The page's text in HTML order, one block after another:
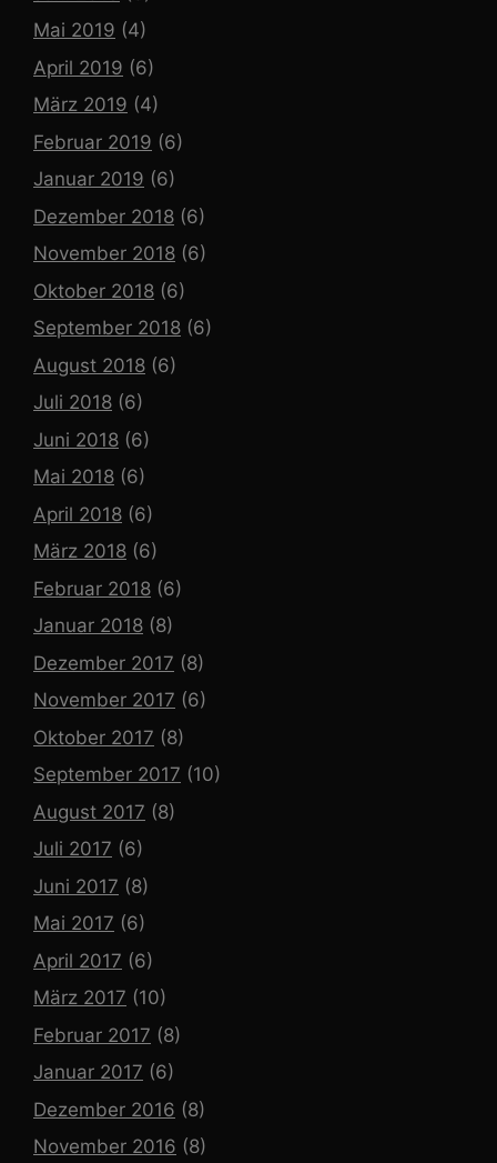
Mai 2019 (4)
April 2019 (6)
März 2019 (4)
Februar 2019 (6)
Januar 2019 (6)
Dezember 2018 (6)
November 2018 (6)
Oktober 2018 (6)
September 2018 (6)
August 2018 (6)
Juli 2018 (6)
Juni 2018 (6)
Mai 2018 (6)
April 2018 (6)
März 2018 (6)
Februar 2018 (6)
Januar 2018 (8)
Dezember 2017 (8)
November 2017 (6)
Oktober 2017 (8)
September 2017 (10)
August 2017 (8)
Juli 2017 (6)
Juni 2017 (8)
Mai 2017 (6)
April 2017 (6)
März 2017 (10)
Februar 2017 (8)
Januar 2017 (6)
Dezember 2016 (8)
November 2016 (8)